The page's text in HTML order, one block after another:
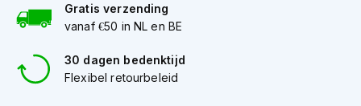
e
n
t
o
Gratis verzending
vanaf €50 in NL en BE
30 dagen bedenktijd
Flexibel retourbeleid